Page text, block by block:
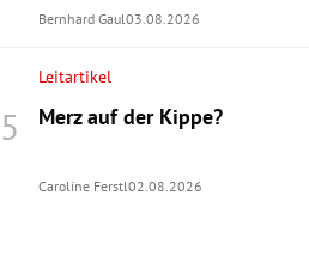
Bernhard Gaul03.08.2026
Leitartikel
Merz auf der Kippe?
Caroline Ferstl02.08.2026